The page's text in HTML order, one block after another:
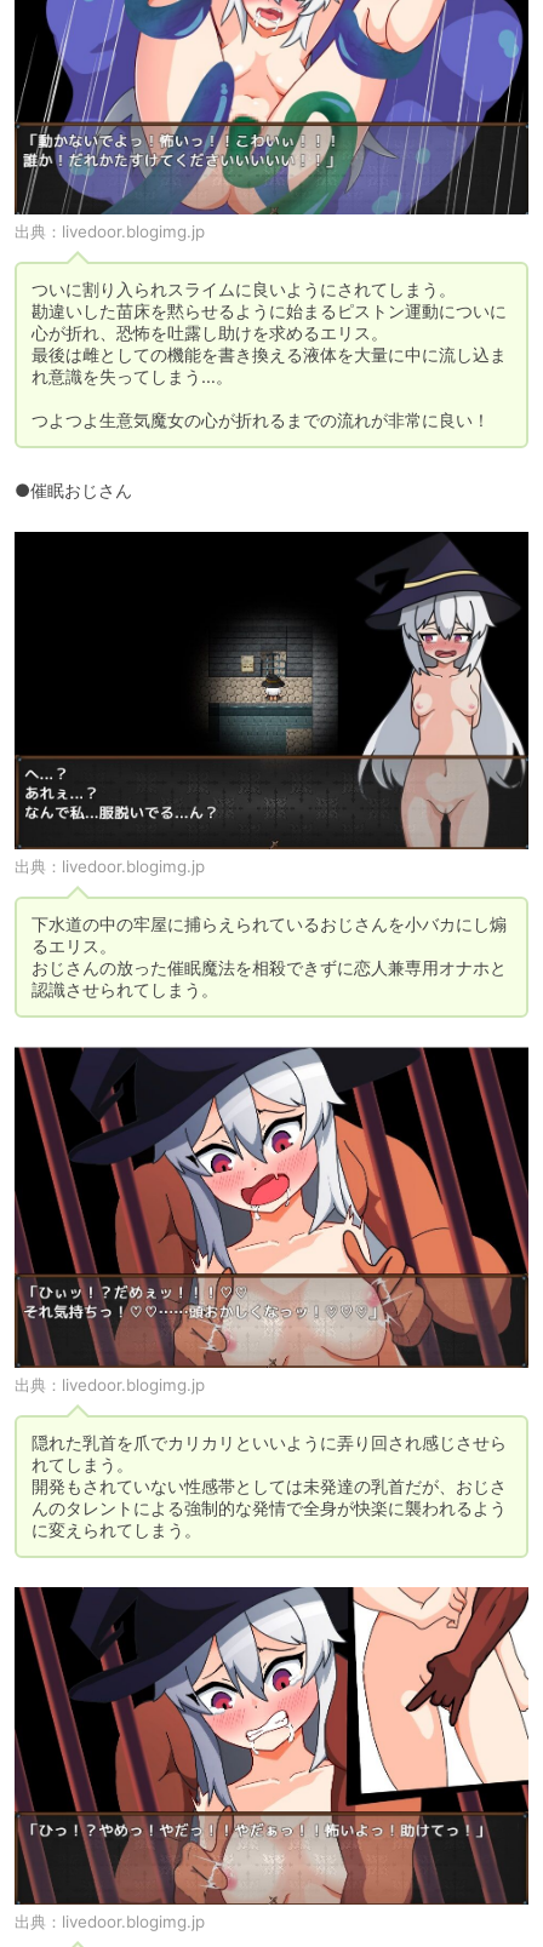
出典： livedoor.blogimg.jp
ついに割り入られスライムに良いようにされてしまう。
勘違いした苗床を黙らせるように始まるピストン運動についに
心が折れ、恐怖を吐露し助けを求めるエリス。
最後は雌としての機能を書き換える液体を大量に中に流し込ま
れ意識を失ってしまう…。
つよつよ生意気魔女の心が折れるまでの流れが非常に良い！
●催眠おじさん
出典： livedoor.blogimg.jp
下水道の中の牢屋に捕らえられているおじさんを小バカにし煽
るエリス。
おじさんの放った催眠魔法を相殺できずに恋人兼専用オナホと
認識させられてしまう。
出典： livedoor.blogimg.jp
隠れた乳首を爪でカリカリといいように弄り回され感じさせら
れてしまう。
開発もされていない性感帯としては未発達の乳首だが、おじさ
んのタレントによる強制的な発情で全身が快楽に襲われるよう
に変えられてしまう。
出典： livedoor.blogimg.jp